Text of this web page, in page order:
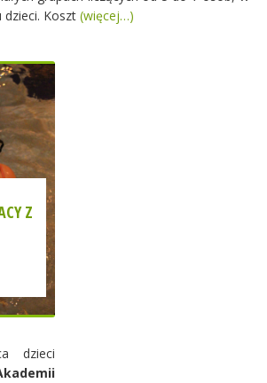
dzieci. Koszt (więcej…)
Z
dzieci